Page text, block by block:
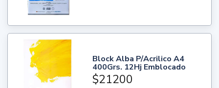
Block Alba P/Acrilico A4
400Grs. 12Hj Emblocado
$21200